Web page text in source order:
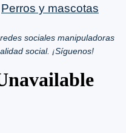
Perros y mascotas
sociales manipuladoras
social. ¡Síguenos!